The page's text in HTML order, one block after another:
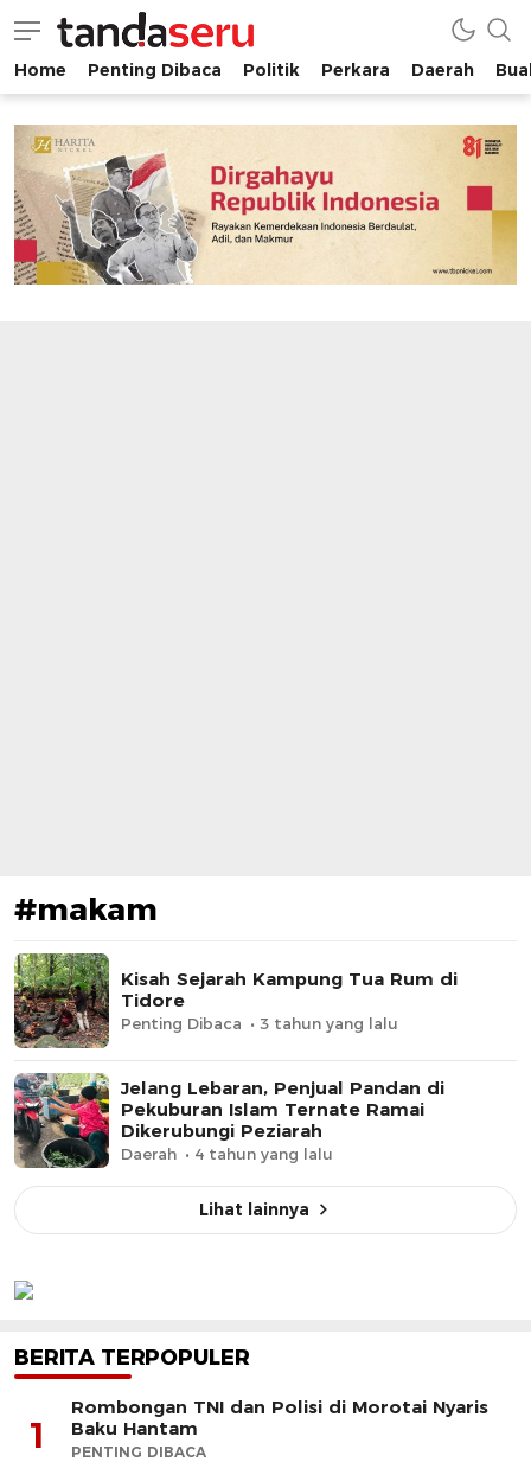
tandaseru.com | Penting Dibaca
tandaseru.com
Home Penting Dibaca Politik Perkara Daerah
#makam
Kisah Sejarah Kampung Tua Rum di
Tidore
Penting Dibaca 3 tahun yang lalu
Jelang Lebaran, Penjual Pandan di
Pekuburan Islam Ternate Ramai
Dikerubungi Peziarah
Daerah 4 tahun yang lalu
Lihat lainnya
BERITA TERPOPULER
1
Rombongan TNI dan Polisi di Morotai Nyaris
Baku Hantam
PENTING DIBACA